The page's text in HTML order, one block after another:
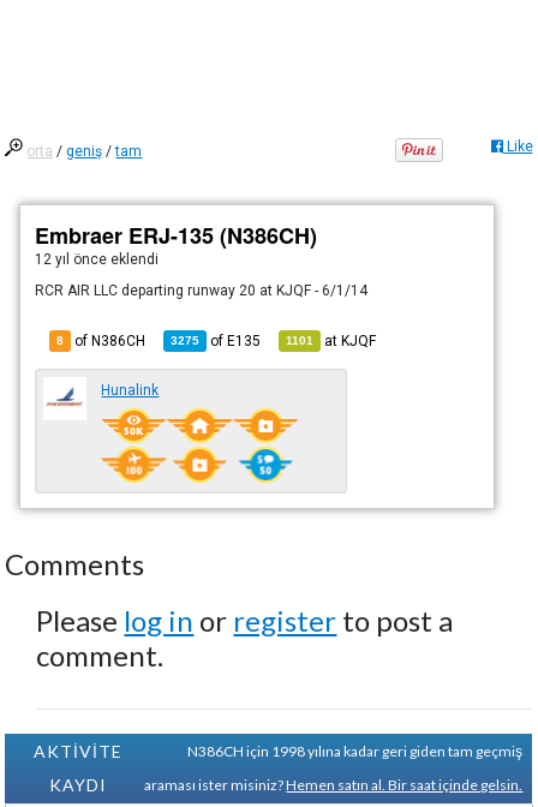
orta /geniş /tam Like
Embraer ERJ-135 (N386CH)
12 yıl önce eklendi
RCR AIR LLC departing runway 20 at KJQF - 6/1/14
8 of N386CH 3275 ofE135 1101 atKJQF
Hunalink
Comments
Please log in or register to post a
comment.
AKTİVİTE
KAYDI
N386CH için 1998 yılına kadar geri giden tam geçmiş
araması ister misiniz?Hemen satın al. Bir saat içinde gelsin.